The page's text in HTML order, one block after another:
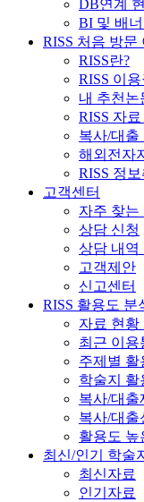
DB연계
BI 및 배
RISS 처음 방문
RISS란?
RISS 이
내 추천논
RISS 자
복사/대출
해외전자
RISS 정
고객센터
자주 찾는
상담 신청
상담 내역
고객제안
신고센터
RISS 활용도 분
자료 현황
최근 이용
주제별 활
학술지 활
복사/대출
복사/대출
활용도 높
최신/인기 학술
최신자료
인기자료